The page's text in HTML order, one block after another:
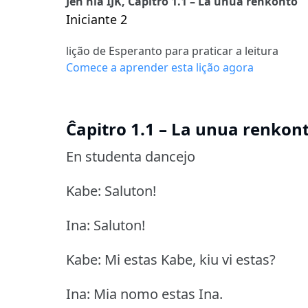
Iniciante 2
lição de Esperanto para praticar a leitura
Comece a aprender esta lição agora
Ĉapitro 1.1 – La unua
En studenta dancejo
Kabe: Saluton!
Ina: Saluton!
Kabe: Mi estas Kabe, kiu vi estas?
Ina: Mia nomo estas Ina.